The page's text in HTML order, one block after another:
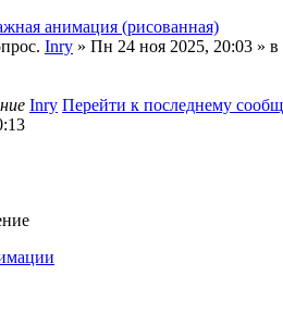
анимация (рисованная)
Inry » Пн 24 ноя 2025, 20:03 »
Inry Перейти к последнему